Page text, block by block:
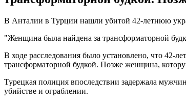
В Анталии в Турции нашли убитой 42-летнюю
"Женщина была найдена за трансформаторной
В ходе расследования было установлено, что 42-
трансформаторной будкой. Позже женщина,
Турецкая полиция впоследствии задержала
убийстве и ограблении.